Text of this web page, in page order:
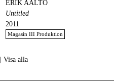
ERIK AALTO
Untitled
2011
Magasin III Produktion
Visa alla